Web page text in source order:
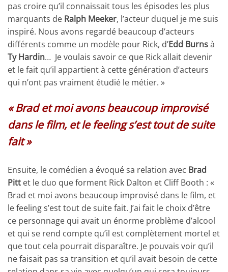
pas croire qu’il connaissait tous les épisodes les plus
marquants de Ralph Meeker, l’acteur duquel je me suis
inspiré. Nous avons regardé beaucoup d’acteurs
différents comme un modèle pour Rick, d’Edd Burnsà
Ty Hardin… Je voulais savoir ce que Rick allait devenir
et le fait qu’il appartient à cette génération d’acteurs
qui n’ont pas vraiment étudié le métier. »
« Brad et moi avons beaucoup improvisé
dans le film, et le feeling s’est tout de suite
fait »
Ensuite, le comédien a évoqué sa relation avec Brad
Pitt et le duo que forment Rick Dalton et Cliff Booth : «
Brad et moi avons beaucoup improvisé dans le film, et
le feeling s’est tout de suite fait. J’ai fait le choix d’être
ce personnage qui avait un énorme problème d’alcool
et qui se rend compte qu’il est complètement mortel et
que tout cela pourrait disparaître. Je pouvais voir qu’il
ne faisait pas sa transition et qu’il avait besoin de cette